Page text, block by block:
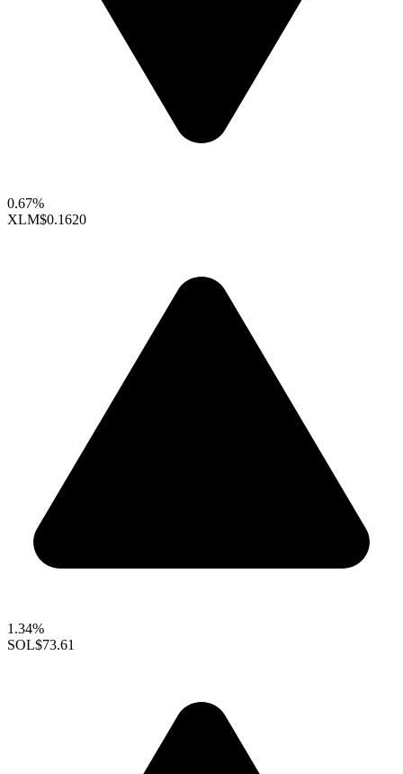
0.67%
XLM$0.1620
1.34%
SOL$73.61